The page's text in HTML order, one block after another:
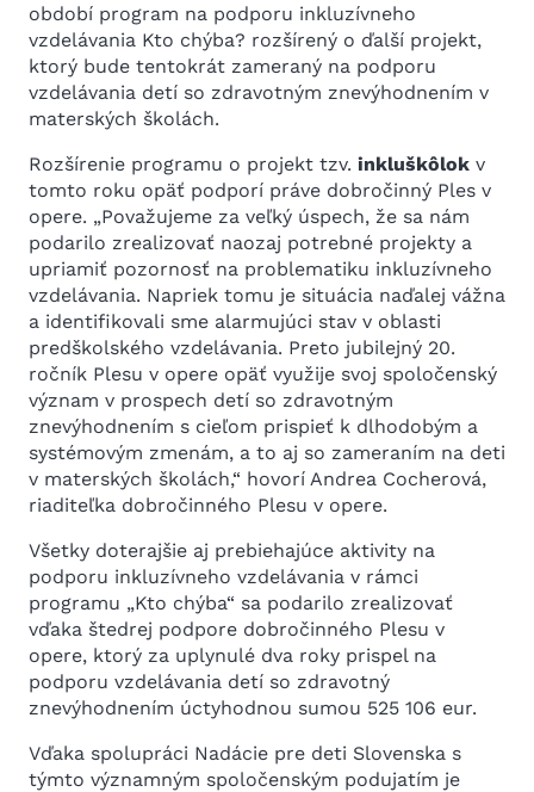
období program na podporu inkluzívneho
vzdelávania Kto chýba? rozšírený o ďalší projekt,
ktorý bude tentokrát zameraný na podporu
vzdelávania detí so zdravotným znevýhodnením v
materských školách.
Rozšírenie programu o projekt tzv. inkluškôlok v
tomto roku opäť podporí práve dobročinný Ples v
opere. „Považujeme za veľký úspech, že sa nám
podarilo zrealizovať naozaj potrebné projekty a
upriamiť pozornosť na problematiku inkluzívneho
vzdelávania. Napriek tomu je situácia naďalej vážna
a identifikovali sme alarmujúci stav v oblasti
predškolského vzdelávania. Preto jubilejný 20.
ročník Plesu v opere opäť využije svoj spoločenský
význam v prospech detí so zdravotným
znevýhodnením s cieľom prispieť k dlhodobým a
systémovým zmenám, a to aj so zameraním na deti
v materských školách,“ hovorí Andrea Cocherová,
riaditeľka dobročinného Plesu v opere.
Všetky doterajšie aj prebiehajúce aktivity na
podporu inkluzívneho vzdelávania v rámci
programu „Kto chýba“ sa podarilo zrealizovať
vďaka štedrej podpore dobročinného Plesu v
opere, ktorý za uplynulé dva roky prispel na
podporu vzdelávania detí so zdravotný
znevýhodnením úctyhodnou sumou 525 106 eur.
Vďaka spolupráci Nadácie pre deti Slovenska s
týmto významným spoločenským podujatím je